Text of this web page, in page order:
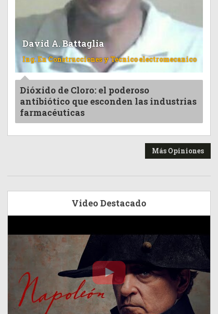
David A. Battaglia
Ing. En Construcciones y Tecnico electromecanico
Dióxido de Cloro: el poderoso
antibiótico que esconden las industrias
farmacéuticas
Más Opiniones
Video Destacado